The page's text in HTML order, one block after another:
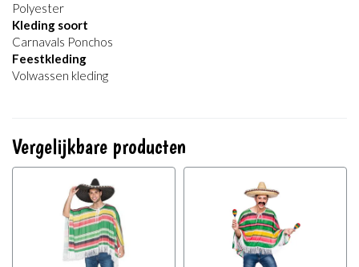
Polyester
Kleding soort
Carnavals Ponchos
Feestkleding
Volwassen kleding
Vergelijkbare producten